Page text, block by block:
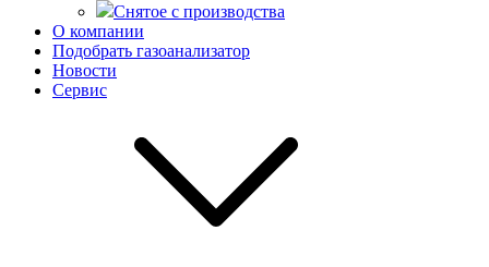
Снятое с производства
О компании
Подобрать газоанализатор
Новости
Сервис